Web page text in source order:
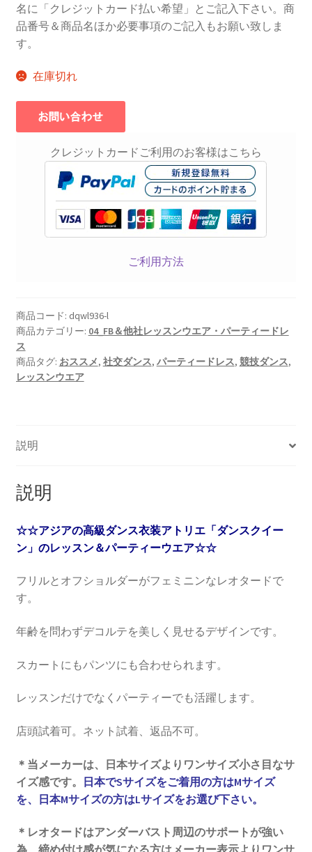
名に「クレジットカード払い希望」とご記入下さい。商
品番号＆商品名ほか必要事項のご記入もお願い致しま
す。
在庫切れ
クレジットカードご利用のお客様はこちら
ご利用方法
商品コード: dqwl936-l
商品カテゴリー: 04_FB＆他社レッスンウエア・パーティードレ
ス
商品タグ: おススメ, 社交ダンス, パーティードレス, 競技ダンス,
レッスンウエア
説明
説明
☆☆アジアの高級ダンス衣装アトリエ「ダンスクイー
ン」のレッスン＆パーティーウエア☆☆
フリルとオフショルダーがフェミニンなレオタードで
す。
年齢を問わずデコルテを美しく見せるデザインです。
スカートにもパンツにも合わせられます。
レッスンだけでなくパーティーでも活躍します。
店頭試着可。ネット試着、返品不可。
＊当メーカーは、日本サイズよりワンサイズ小さ目なサ
イズ感です。 日本でSサイズをご着用の方はMサイズ
を、日本Mサイズの方はLサイズをお選び下さい。
＊レオタードはアンダーバスト周辺のサポートが強い